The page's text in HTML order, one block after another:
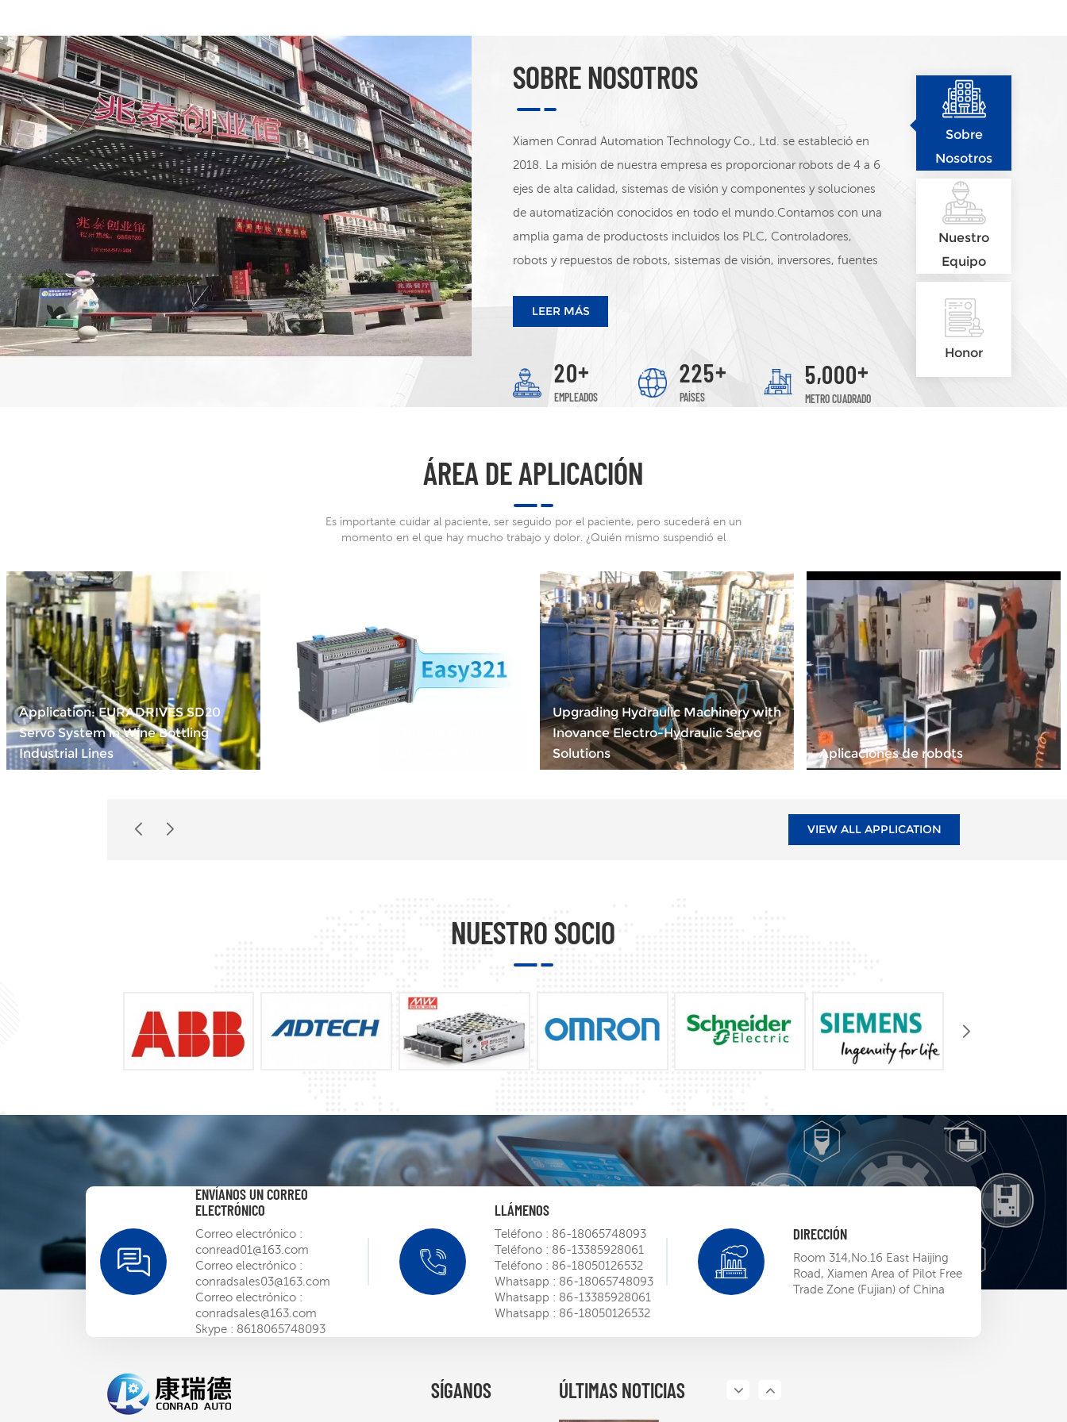
SOBRE NOSOTROS
Xiamen Conrad Automation Technology Co., Ltd. se estableció en
2018. La misión de nuestra empresa es proporcionar robots de 4 a 6
ejes de alta calidad, sistemas de visión y componentes y soluciones
de automatización conocidos en todo el mundo.Contamos con una
amplia gama de productosts incluidos los PLC, Controladores,
robots y repuestos de robots, sistemas de visión, inversores, fuentes
Distribuimos las siguientes marcas: Schneider, Siemens, ABB,
STEP&ADTECH, INOVANCE, WINTERS Instrument, Autonics, MEAN
LEER MÁS
20+
EMPLEADOS
225+
PAÍSES
5,000+
METRO CUADRADO
Nuestro equipo de ventas:
Sobre
Nosotros
Nuestro
Equipo
Honor
ÁREA DE APLICACIÓN
Es importante cuidar al paciente, ser seguido por el paciente, pero sucederá en un
momento en el que hay mucho trabajo y dolor. ¿Quién mismo suspendió el
Application: EURADRIVES SD20
Servo System in Wine Bottling
Industrial Lines
Upgrading Hydraulic Machinery with
Inovance Electro-Hydraulic Servo
Solutions
Aplicaciones de robots
VIEW ALL APPLICATION
NUESTRO SOCIO
ENVÍANOS UN CORREO
ELECTRÓNICO
Correo electrónico :
conread01@163.com
Correo electrónico :
conradsales03@163.com
Correo electrónico :
conradsales@163.com
Skype : 8618065748093
LLÁMENOS
Teléfono : 86-18065748093
Teléfono : 86-13385928061
Teléfono : 86-18050126532
Whatsapp : 86-18065748093
Whatsapp : 86-13385928061
Whatsapp : 86-18050126532
DIRECCIÓN
Room 314,No.16 East Haijing
Road, Xiamen Area of Pilot Free
Trade Zone (Fujian) of China
SÍGANOS ÚLTIMAS NOTICIAS
Mini roadshow
SIEMENS EP BU
Mar 13,2023
puerta al mercado